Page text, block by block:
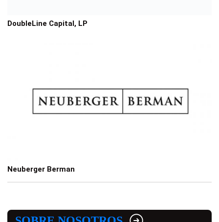
DoubleLine Capital, LP
Neuberger Berman